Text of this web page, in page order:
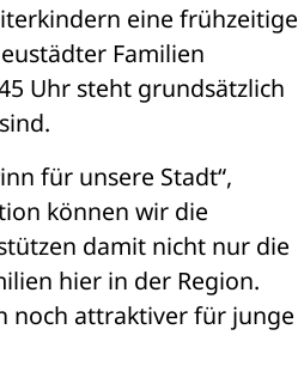
eine frühzeitige
Familien
Uhr steht grundsätzlich
für unsere Stadt“,
können wir die
damit nicht nur die
hier in der Region.
noch attraktiver für junge